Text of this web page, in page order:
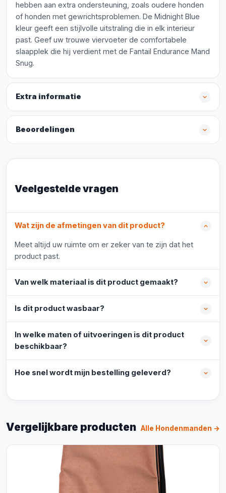
hebben aan extra ondersteuning, zoals oudere honden
of honden met gewrichtsproblemen. De Midnight Blue
kleur geeft een stijlvolle uitstraling die in elk interieur
past. Geef uw trouwe viervoeter de comfortabele
slaapplek die hij verdient met de Fantail Endurance Mand
Snug.
Extra informatie
Beoordelingen
Veelgestelde vragen
Wat zijn de afmetingen van dit product?
Meet altijd uw ruimte om er zeker van te zijn dat het
product past.
Van welk materiaal is dit product gemaakt?
Is dit product wasbaar?
In welke maten of uitvoeringen is dit product
beschikbaar?
Hoe snel wordt mijn bestelling geleverd?
Vergelijkbare producten Alle Hondenmanden →